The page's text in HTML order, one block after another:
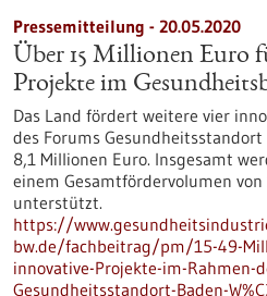
Pressemitteilung - 20.05.2020
Über 15 Millionen Euro
Projekte im
Das Land fördert weitere vier
des Forums
8,1 Millionen Euro. Insgesamt
einem Gesamtfördervolumen
unterstützt.
https://
bw.de/fachbeitrag/pm/15-49-
innovative-Projekte-im-Rahmen-
Gesundheitsstandort-Baden-